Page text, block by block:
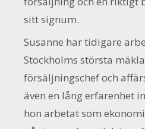
sitt signum.
Susanne har tidigare
Stockholms största
försäljningschef och
även en lång erfarenhet
hon arbetat som